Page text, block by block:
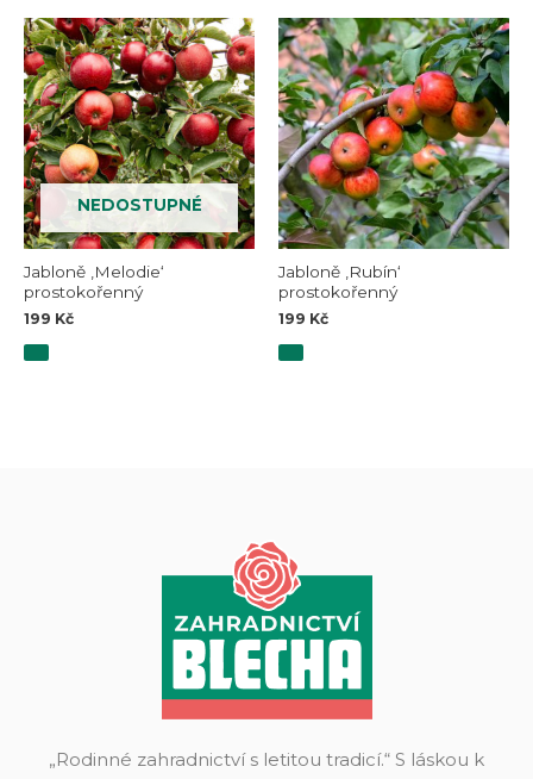
NEDOSTUPNÉ
Jabloně ‚Melodie‘
prostokořenný
199 Kč
Jabloně ‚Rubín‘
prostokořenný
199 Kč
„Rodinné zahradnictví s letitou tradicí.“ S láskou k